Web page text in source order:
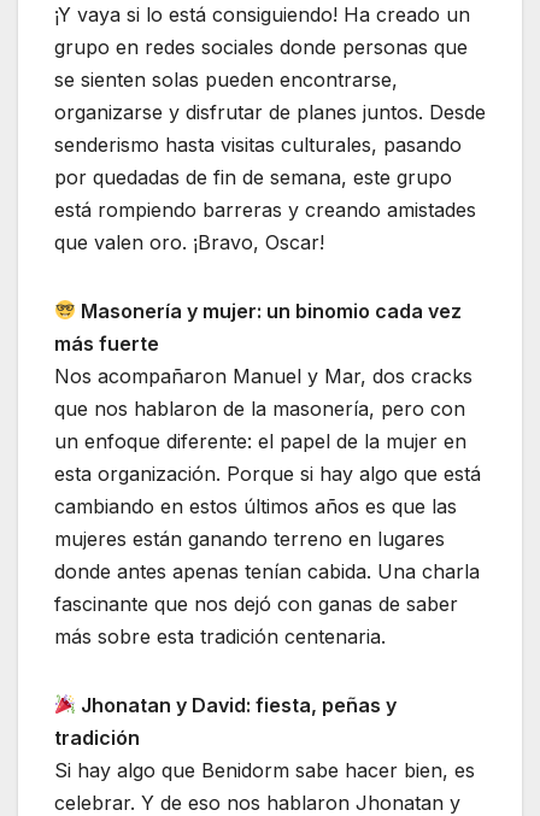
¡Y vaya si lo está consiguiendo! Ha creado un
grupo en redes sociales donde personas que
se sienten solas pueden encontrarse,
organizarse y disfrutar de planes juntos. Desde
senderismo hasta visitas culturales, pasando
por quedadas de fin de semana, este grupo
está rompiendo barreras y creando amistades
que valen oro. ¡Bravo, Oscar!
Masonería y mujer: un binomio cada vez
más fuerte
Nos acompañaron Manuel y Mar, dos cracks
que nos hablaron de la masonería, pero con
un enfoque diferente: el papel de la mujer en
esta organización. Porque si hay algo que está
cambiando en estos últimos años es que las
mujeres están ganando terreno en lugares
donde antes apenas tenían cabida. Una charla
fascinante que nos dejó con ganas de saber
más sobre esta tradición centenaria.
Jhonatan y David: fiesta, peñas y
tradición
Si hay algo que Benidorm sabe hacer bien, es
celebrar. Y de eso nos hablaron Jhonatan y